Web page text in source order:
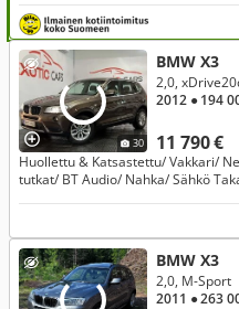
30
BMW X3
11 790 €
2,0,
2012 ● 194
Huollettu & Katsastettu/ Vakkari/
tutkat/ BT Audio/ Nahka/ Sähkö
BMW X3
2,0, M-Sport
2011 ● 263